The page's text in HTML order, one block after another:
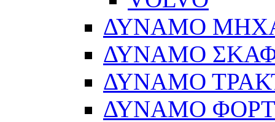
ΔΥΝΑΜΟ
ΔΥΝΑΜΟ
ΔΥΝΑΜΟ
ΔΥΝΑΜΟ